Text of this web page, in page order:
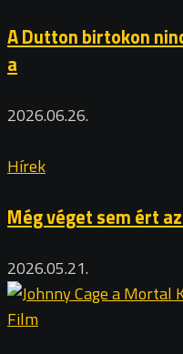
A Dutton birtokon
a
2026.06.26.
Hírek
Még véget sem ért
2026.05.21.
Film